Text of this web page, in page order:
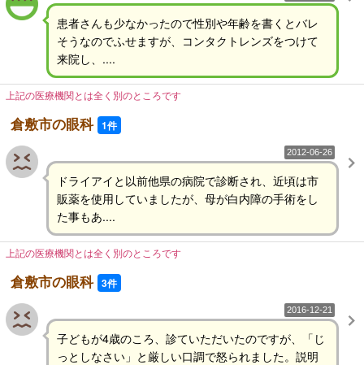
患者さんも少なかったので性別や年齢を書くとバレ
そうなのでふせますが、コンタクトレンズをつけて
来院し、....
上記の医療機関とは全く別のところです
倉敷市の眼科 1件
2012-06-26
ドライアイと以前他県の病院で診断され、近頃は市
販薬を使用していましたが、母が白内障の手術をし
た事もあ....
上記の医療機関とは全く別のところです
倉敷市の眼科 3件
2016-12-21
子どもが4歳のころ、診ていただいたのですが、「じ
っとしなさい」と厳しい口調で怒られました。説明